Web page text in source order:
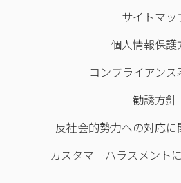
サイトマッ
個人情報保護
コンプライアン
勧誘方針
反社会的勢力への対応
カスタマーハラスメント